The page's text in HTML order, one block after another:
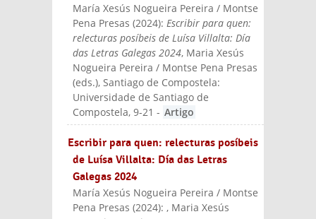
María Xesús Nogueira Pereira / Montse
Pena Presas (2024): Escribir para quen:
relecturas posíbeis de Luísa Villalta: Día
das Letras Galegas 2024, Maria Xesús
Nogueira Pereira / Montse Pena Presas
(eds.), Santiago de Compostela:
Universidade de Santiago de
Compostela, 9-21 - Artigo
Escribir para quen: relecturas posíbeis
de Luísa Villalta: Día das Letras
Galegas 2024
María Xesús Nogueira Pereira / Montse
Pena Presas (2024):, Maria Xesús